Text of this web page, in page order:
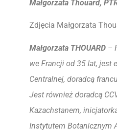
Małgorzata Thouard,
Zdjęcia Małgorzata
Małgorzata THOUARD –
we Francji od 35 lat, jest
Centralnej, doradcą
Jest również doradcą
Kazachstanem,
Instytutem Botanicznym